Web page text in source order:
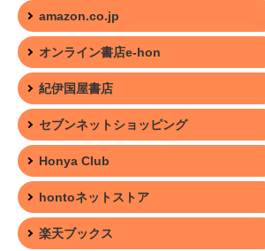
amazon.co.jp
オンライン書店e-hon
紀伊国屋書店
セブンネットショッピング
Honya Club
hontoネットストア
楽天ブックス